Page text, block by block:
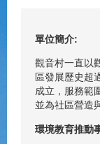
單位簡介:
觀音村一直以
區發展歷史超
成立，服務範
並為社區營造
環境教育推動